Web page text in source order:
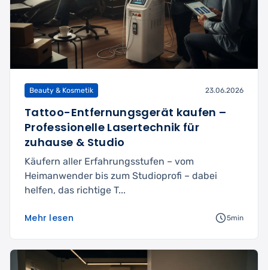
Beauty & Kosmetik 23.06.2026
Tattoo-Entfernungsgerät kaufen –
Professionelle Lasertechnik für
zuhause & Studio
Käufern aller Erfahrungsstufen – vom
Heimanwender bis zum Studioprofi – dabei
helfen, das richtige T...
Mehr lesen 5min